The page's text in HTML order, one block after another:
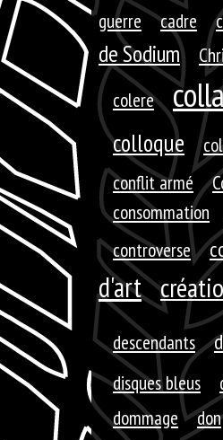
guerre
cadre
de Sodium
colere
colloque
conflit armé
consommation
controverse
d'art
descendants
disques bleus
dommage don